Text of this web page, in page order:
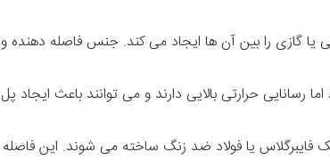
یا گازی را بین آن ها ایجاد می کند. جنس فاصله دهنده و
اما رسانایی حرارتی بالایی دارند و می توانند باعث ایجاد پل
فایبرگلاس یا فولاد ضد زنگ ساخته می شوند. این فاصله